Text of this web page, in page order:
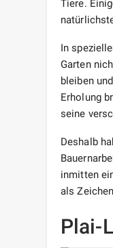
Tiere.
In
Garten
bleiben
Erholung
seine
Deshalb
inmitten
als
Plai-